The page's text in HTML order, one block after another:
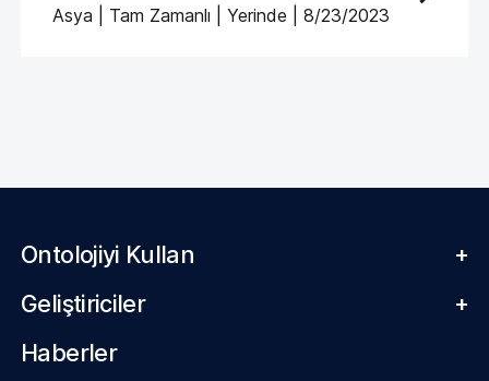
Asya | Tam Zamanlı | Yerinde | 8/23/2023
Ontolojiyi Kullan
+
Geliştiriciler
+
Haberler